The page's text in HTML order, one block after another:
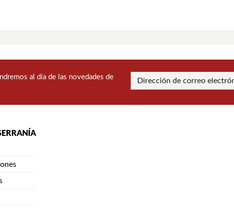
al día de las novedades de